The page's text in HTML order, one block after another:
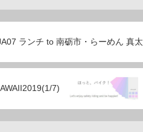
ランチ to 南砺市・らーめん 真太
7)